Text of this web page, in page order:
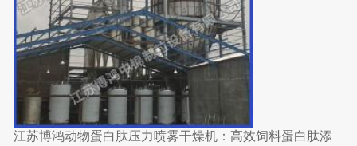
江苏博鸿动物蛋白肽压力喷雾干燥机：高效饲料蛋白肽添